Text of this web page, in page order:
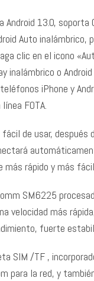
Android 13.0, soporta
Auto inalámbrico,
clic en el icono
inalámbrico o
iPhone y
FOTA.
de usar, después
más rápido y más fácil
SM6225
velocidad más
fuerte
SIM /TF ,
para la red, y